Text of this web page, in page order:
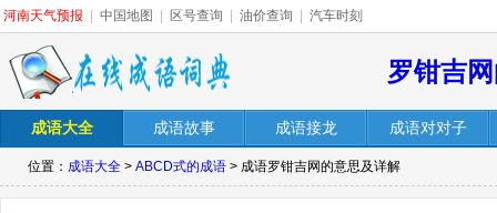
河南天气预报 中国地图 区号查询 油价查询 汽车时刻
罗钳吉
成语大全 成语故事 成语接龙 成语对对子
位置： 成语大全 > ABCD式的成语 > 成语罗钳吉网的意思及详解